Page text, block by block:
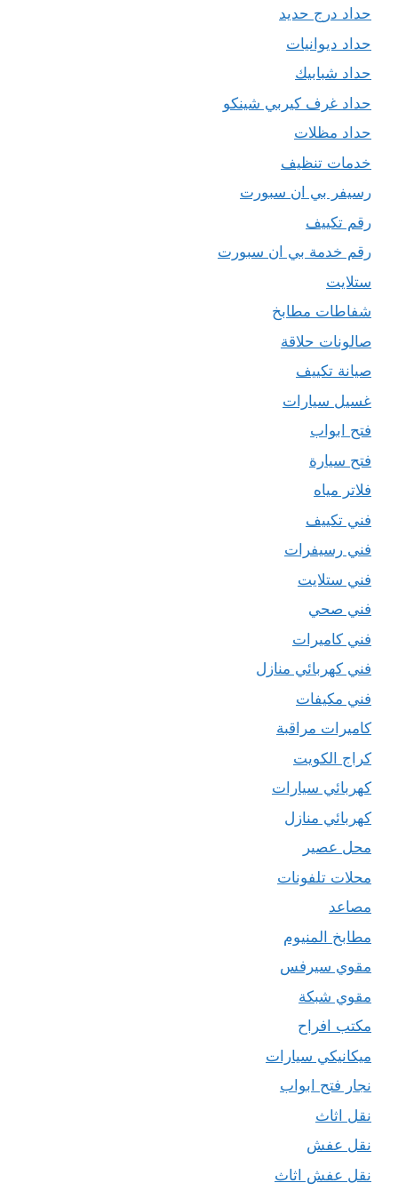
حداد درج حديد
حداد ديوانيات
حداد شبابيك
حداد غرف كيربي شينكو
حداد مظلات
خدمات تنظيف
رسيفر بي ان سبورت
رقم تكييف
رقم خدمة بي ان سبورت
ستلايت
شفاطات مطابخ
صالونات حلاقة
صيانة تكييف
غسيل سيارات
فتح ابواب
فتح سيارة
فلاتر مياه
فني تكييف
فني رسيفرات
فني ستلايت
فني صحي
فني كاميرات
فني كهربائي منازل
فني مكيفات
كاميرات مراقبة
كراج الكويت
كهربائي سيارات
كهربائي منازل
محل عصير
محلات تلفونات
مصاعد
مطابخ المنيوم
مقوي سيرفس
مقوي شبكة
مكتب افراح
ميكانيكي سيارات
نجار فتح ابواب
نقل اثاث
نقل عفش
نقل عفش اثاث